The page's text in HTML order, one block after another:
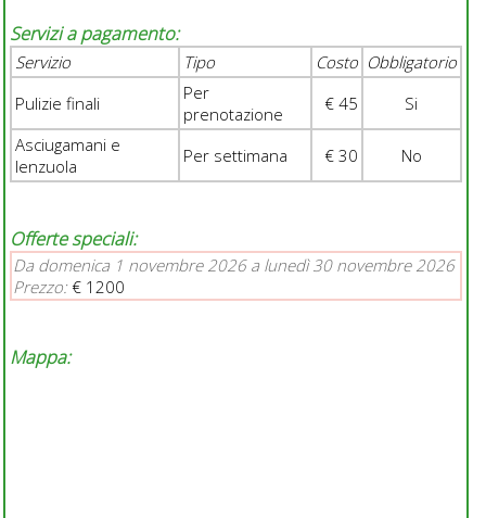
Servizi a pagamento:
Servizio Tipo Costo Obbligatorio
Pulizie finali
Per
prenotazione
€ 45
Si
Asciugamani e
lenzuola
Per settimana € 30 No
Offerte speciali:
Da domenica 1 novembre 2026 a lunedì 30 novembre 2026
Prezzo:€ 1200
Mappa: